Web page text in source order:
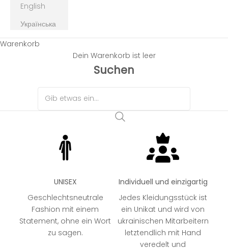
English
Українська
Warenkorb
Dein Warenkorb ist leer
Suchen
UNISEX
Geschlechtsneutrale
Fashion mit einem
Statement, ohne ein Wort
zu sagen.
Individuell und einzigartig
Jedes Kleidungsstück ist
ein Unikat und wird von
ukrainischen Mitarbeitern
letztendlich mit Hand
veredelt und